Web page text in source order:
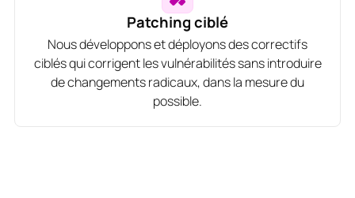
Patching ciblé
Nous développons et déployons des correctifs
ciblés qui corrigent les vulnérabilités sans introduire
de changements radicaux, dans la mesure du
possible.